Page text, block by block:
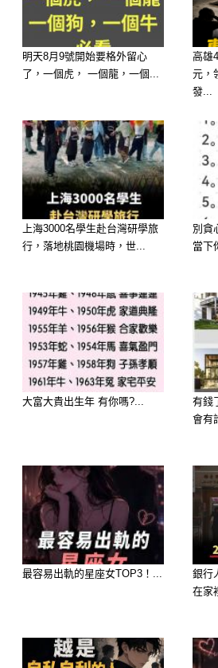
我現在看看，我的父母
是他們依然自己居住，
起，嫌矛盾多。我想我
不是也會獨居，無法和
活，所以不管生老病死
果我的孩子也遭受壓力
們的老人們，又當如何
但是，過去社會並不進
庭不管貧富，老人大多
延伸閱讀————
明天8月9號開始要格外留心
了，一個虎， 一個龍，一個...
高雄
元，
發...
上海3000名學生赴台灣研學旅
行，落地桃園機場時，世...
別貪
當下
大富大貴出生年 有你嗎?...
有錢
會有
最容易出軌的星座女TOP3！...
銀行
在家